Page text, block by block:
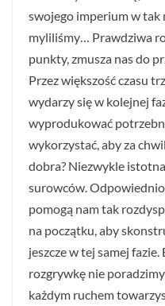
swojego imperium w tak
myliliśmy… Prawdziwa
punkty, zmusza nas do
Przez większość czasu
wydarzy się w kolejnej
wyprodukować
wykorzystać, aby za
dobra? Niezwykle
surowców.
pomogą nam tak
na początku, aby
jeszcze w tej samej
rozgrywkę nie
każdym ruchem